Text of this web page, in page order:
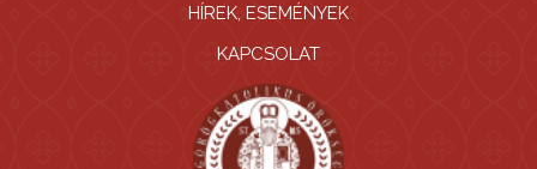
HÍREK, ESEMÉNYEK
KAPCSOLAT